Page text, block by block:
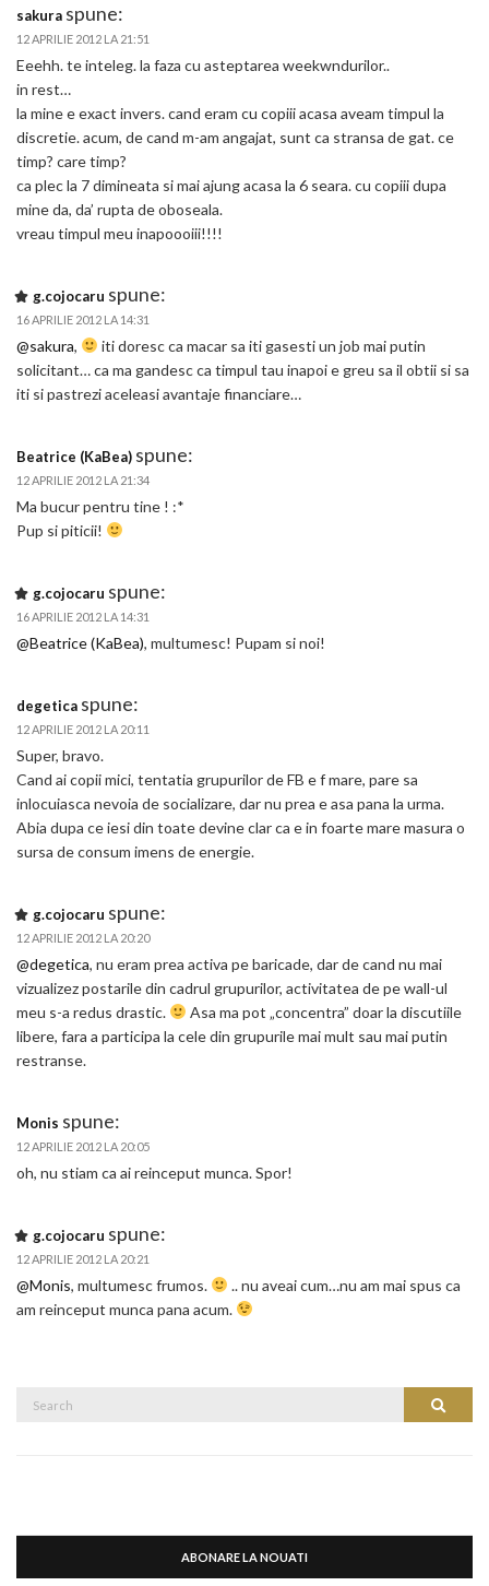
sakura spune:
12 APRILIE 2012 LA 21:51
Eeehh. te inteleg. la faza cu asteptarea weekwndurilor..
in rest…
la mine e exact invers. cand eram cu copiii acasa aveam timpul la
discretie. acum, de cand m-am angajat, sunt ca stransa de gat. ce
timp? care timp?
ca plec la 7 dimineata si mai ajung acasa la 6 seara. cu copiii dupa
mine da, da’ rupta de oboseala.
vreau timpul meu inapoooiii!!!!
g.cojocaru spune:
16 APRILIE 2012 LA 14:31
@sakura,
iti doresc ca macar sa iti gasesti un job mai putin
solicitant… ca ma gandesc ca timpul tau inapoi e greu sa il obtii si sa
iti si pastrezi aceleasi avantaje financiare…
Beatrice (KaBea) spune:
12 APRILIE 2012 LA 21:34
Ma bucur pentru tine ! :*
Pup si piticii!
g.cojocaru spune:
16 APRILIE 2012 LA 14:31
@Beatrice (KaBea), multumesc! Pupam si noi!
degetica spune:
12 APRILIE 2012 LA 20:11
Super, bravo.
Cand ai copii mici, tentatia grupurilor de FB e f mare, pare sa
inlocuiasca nevoia de socializare, dar nu prea e asa pana la urma.
Abia dupa ce iesi din toate devine clar ca e in foarte mare masura o
sursa de consum imens de energie.
g.cojocaru spune:
12 APRILIE 2012 LA 20:20
@degetica, nu eram prea activa pe baricade, dar de cand nu mai
vizualizez postarile din cadrul grupurilor, activitatea de pe wall-ul
meu s-a redus drastic.
Asa ma pot „concentra” doar la discutiile
libere, fara a participa la cele din grupurile mai mult sau mai putin
restranse.
Monis spune:
12 APRILIE 2012 LA 20:05
oh, nu stiam ca ai reinceput munca. Spor!
g.cojocaru spune:
12 APRILIE 2012 LA 20:21
@Monis, multumesc frumos.
.. nu aveai cum…nu am mai spus ca
am reinceput munca pana acum.
Search
ABONARE LA NOUATI